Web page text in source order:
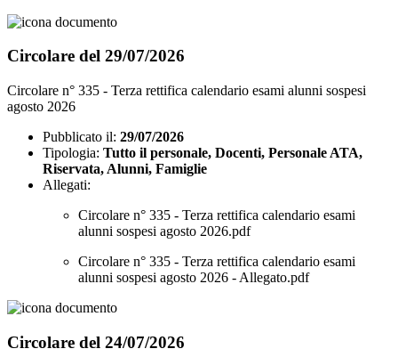
Circolare del 29/07/2026
Circolare n° 335 - Terza rettifica calendario esami alunni sospesi
agosto 2026
Pubblicato il: 29/07/2026
Tipologia: Tutto il personale, Docenti, Personale ATA,
Riservata, Alunni, Famiglie
Allegati:
Circolare n° 335 - Terza rettifica calendario esami
alunni sospesi agosto 2026.pdf
Circolare n° 335 - Terza rettifica calendario esami
alunni sospesi agosto 2026 - Allegato.pdf
Circolare del 24/07/2026